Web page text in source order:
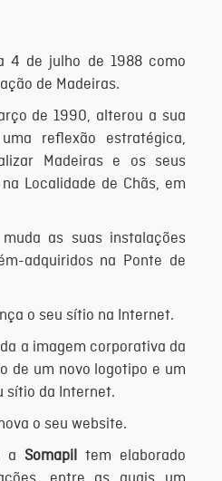
4 de julho de 1988 como
de Madeiras.
de 1990, alterou a sua
reflexão estratégica,
Madeiras e os seus
Localidade de Chãs, em
muda as suas instalações
adquiridos na Ponte de
o seu sítio na Internet.
a imagem corporativa da
de um novo logotipo e um
sítio da Internet.
o seu website.
a Somapiltem elaborado